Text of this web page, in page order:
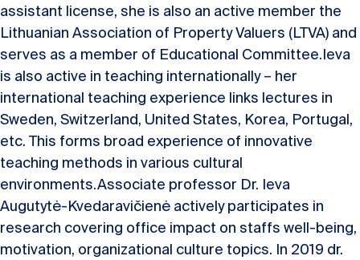
assistant license, she is also an active member the
Lithuanian Association of Property Valuers (LTVA) and
serves as a member of Educational Committee.Ieva
is also active in teaching internationally – her
international teaching experience links lectures in
Sweden, Switzerland, United States, Korea, Portugal,
etc. This forms broad experience of innovative
teaching methods in various cultural
environments.Associate professor Dr. Ieva
Augutytė-Kvedaravičienė actively participates in
research covering office impact on staffs well-being,
motivation, organizational culture topics. In 2019 dr.